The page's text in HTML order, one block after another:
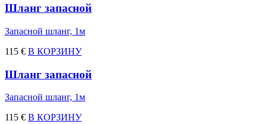
Шланг запасной
Запасной шланг, 1м
115 € В КОРЗИНУ
Шланг запасной
Запасной шланг, 1м
115 € В КОРЗИНУ